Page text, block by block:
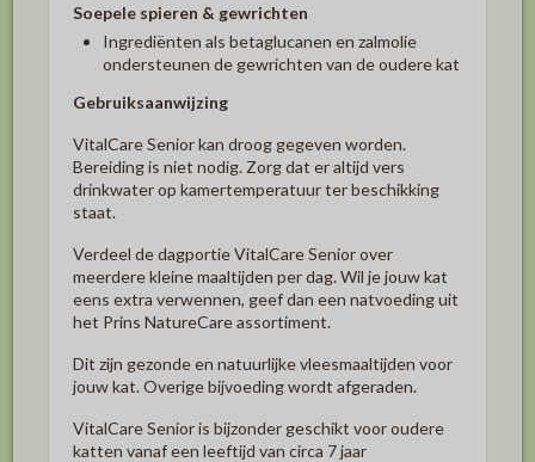
Soepele spieren & gewrichten
Ingrediënten als betaglucanen en zalmolie
ondersteunen de gewrichten van de oudere kat
Gebruiksaanwijzing
VitalCare Senior kan droog gegeven worden.
Bereiding is niet nodig. Zorg dat er altijd vers
drinkwater op kamertemperatuur ter beschikking
staat.
Verdeel de dagportie VitalCare Senior over
meerdere kleine maaltijden per dag. Wil je jouw kat
eens extra verwennen, geef dan een natvoeding uit
het Prins NatureCare assortiment.
Dit zijn gezonde en natuurlijke vleesmaaltijden voor
jouw kat. Overige bijvoeding wordt afgeraden.
VitalCare Senior is bijzonder geschikt voor oudere
katten vanaf een leeftijd van circa 7 jaar